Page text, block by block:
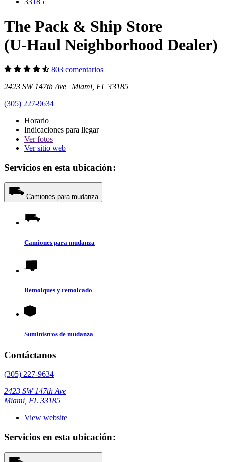
The Pack & Ship Store
(U-Haul Neighborhood Dealer)
803 comentarios
2423 SW 147th Ave Miami, FL 33185
(305) 227-9634
Horario
Indicaciones para llegar
Verfotos
Ver sitio web
Servicios en esta ubicación:
Camiones para mudanza
Camiones para mudanza
Remolques y remolcado
Suministros de mudanza
Contáctanos
(305) 227-9634
2423 SW 147th Ave
Miami, FL 33185
View website
Servicios en esta ubicación: